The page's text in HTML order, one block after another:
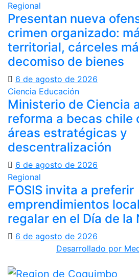
Regional
Presentan nueva
crimen organizado:
territorial, cárceles
decomiso de bienes
6 de agosto de 2026
Ciencia Educación
Ministerio de Ciencia
reforma a becas chile
áreas estratégicas y
descentralización
6 de agosto de 2026
Regional
FOSIS invita a preferir
emprendimientos
regalar en el Día de la
6 de agosto de 2026
Desarrollado por